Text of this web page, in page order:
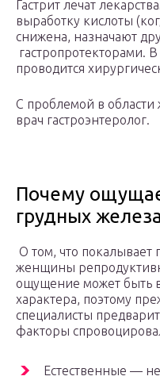
Гастрит лечат
выработку кислоты
снижена, назначают
гастропротекторами.
проводится
С проблемой в области
врач гастроэнтеролог.
Почему
грудных
О том, что покалывает
женщины
ощущение может быть
характера, поэтому
специалисты
факторы
Естественные —